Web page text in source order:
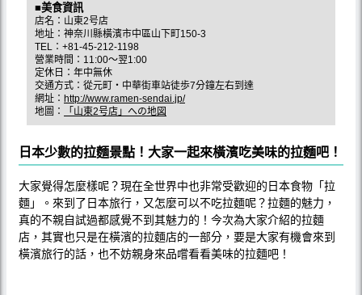
■美食資訊
店名：山東2号店
地址：神奈川縣橫濱市中區山下町150-3
TEL：+81-45-212-1198
營業時間：11:00～翌1:00
定休日：年中無休
交通方式：從元町・中華街車站徒歩7分鐘左右到達
網址： http://www.ramen-sendai.jp/
地圖：
「山東2号店」への地図
日本少數的拉麵景點！大家一起來橫濱吃美味的拉麵吧！
大家覺得怎麼樣呢？現在全世界中也非常受歡迎的日本食物「拉
麵」。來到了日本旅行，又怎麼可以不吃拉麵呢？拉麵的魅力，
真的不親自試過都感覺不到其魅力的！今次為大家介紹的拉麵
店，其實也只是在橫濱的拉麵店的一部分，要是大家有機會來到
橫濱旅行的話，也不妨親身來品嚐看看美味的拉麵吧！